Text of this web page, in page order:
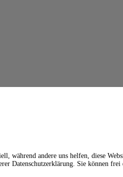
während andere uns helfen, diese
Datenschutzerklärung. Sie können frei